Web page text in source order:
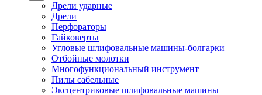
Дрели ударные
Дрели
Перфораторы
Гайковерты
Угловые шлифовальные машины-болгарки
Отбойные молотки
Многофункциональный инструмент
Пилы сабельные
Эксцентриковые шлифовальные машины